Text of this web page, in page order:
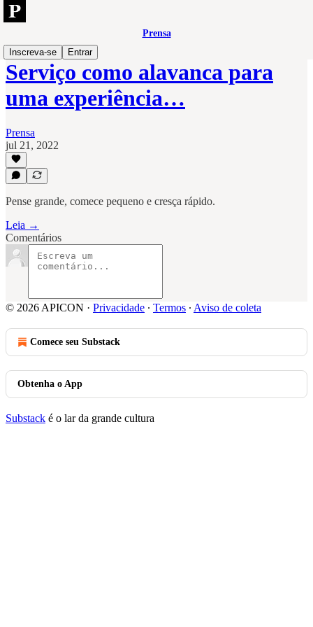
Prensa
Inscreva-se
Entrar
Serviço como alavanca para
uma experiência…
Prensa
jul 21, 2022
Pense grande, comece pequeno e cresça rápido.
Leia →
Comentários
© 2026 APICON · Privacidade ∙ Termos ∙ Aviso de coleta
Comece seu Substack
Obtenha o App
Substack é o lar da grande cultura